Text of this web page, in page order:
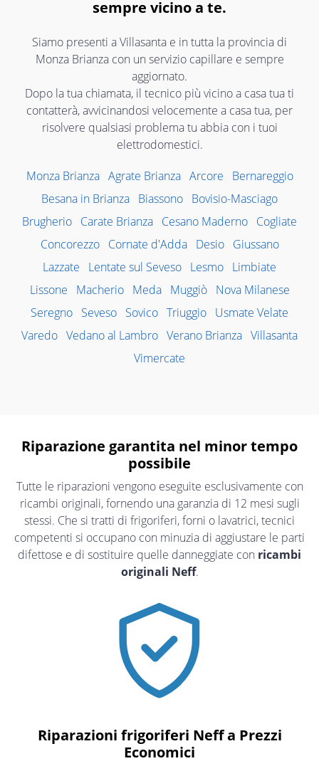
sempre vicino a te.
Siamo presenti a Villasanta e in tutta la provincia di
Monza Brianza con un servizio capillare e sempre
aggiornato.
Dopo la tua chiamata, il tecnico più vicino a casa tua ti
contatterà, avvicinandosi velocemente a casa tua, per
risolvere qualsiasi problema tu abbia con i tuoi
elettrodomestici.
Monza Brianza Agrate Brianza Arcore
Bernareggio
Besana in Brianza Biassono Bovisio-Masciago
Brugherio Carate Brianza Cesano Maderno Cogliate
Concorezzo
Cornate d'Adda Desio
Giussano
Lazzate
Lentate sul Seveso Lesmo Limbiate
Lissone
Macherio Meda Muggiò
Nova Milanese
Seregno Seveso Sovico Triuggio Usmate Velate
Varedo Vedano al Lambro Verano Brianza Villasanta
Vimercate
Riparazione garantita nel minor tempo
possibile
Tutte le riparazioni vengono eseguite esclusivamente con
ricambi originali, fornendo una garanzia di 12 mesi sugli
stessi. Che si tratti di frigoriferi, forni o lavatrici, tecnici
competenti si occupano con minuzia di aggiustare le parti
difettose e di sostituire quelle danneggiate con ricambi
originali Neff.
Riparazioni frigoriferi Neff a Prezzi
Economici